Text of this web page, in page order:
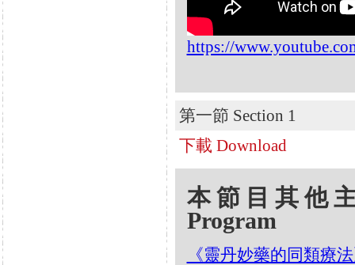
https://
第一節 Section 1
下載 Download
本節目其他
Program
《靈丹妙藥的同類療